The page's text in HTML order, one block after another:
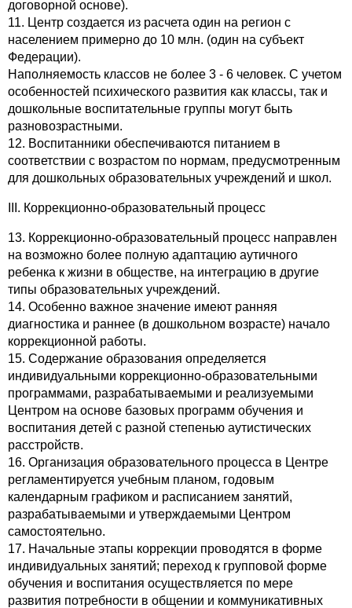
договорной основе).
11. Центр создается из расчета один на регион с
населением примерно до 10 млн. (один на субъект
Федерации).
Наполняемость классов не более 3 - 6 человек. С учетом
особенностей психического развития как классы, так и
дошкольные воспитательные группы могут быть
разновозрастными.
12. Воспитанники обеспечиваются питанием в
соответствии с возрастом по нормам, предусмотренным
для дошкольных образовательных учреждений и школ.
III. Коррекционно-образовательный процесс
13. Коррекционно-образовательный процесс направлен
на возможно более полную адаптацию аутичного
ребенка к жизни в обществе, на интеграцию в другие
типы образовательных учреждений.
14. Особенно важное значение имеют ранняя
диагностика и раннее (в дошкольном возрасте) начало
коррекционной работы.
15. Содержание образования определяется
индивидуальными коррекционно-образовательными
программами, разрабатываемыми и реализуемыми
Центром на основе базовых программ обучения и
воспитания детей с разной степенью аутистических
расстройств.
16. Организация образовательного процесса в Центре
регламентируется учебным планом, годовым
календарным графиком и расписанием занятий,
разрабатываемыми и утверждаемыми Центром
самостоятельно.
17. Начальные этапы коррекции проводятся в форме
индивидуальных занятий; переход к групповой форме
обучения и воспитания осуществляется по мере
развития потребности в общении и коммуникативных